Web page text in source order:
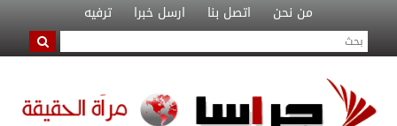
من نحن اتصل بنا ارسل خبرا ترفيه